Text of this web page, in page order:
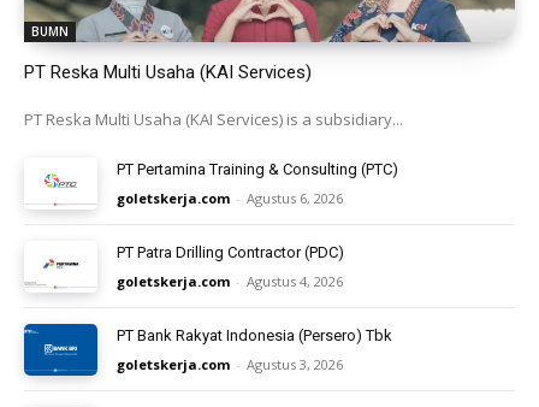
BUMN
PT Reska Multi Usaha (KAI Services)
PT Reska Multi Usaha (KAI Services) is a subsidiary...
PT Pertamina Training & Consulting (PTC)
goletskerja.com - Agustus 6, 2026
PT Patra Drilling Contractor (PDC)
goletskerja.com - Agustus 4, 2026
PT Bank Rakyat Indonesia (Persero) Tbk
goletskerja.com - Agustus 3, 2026